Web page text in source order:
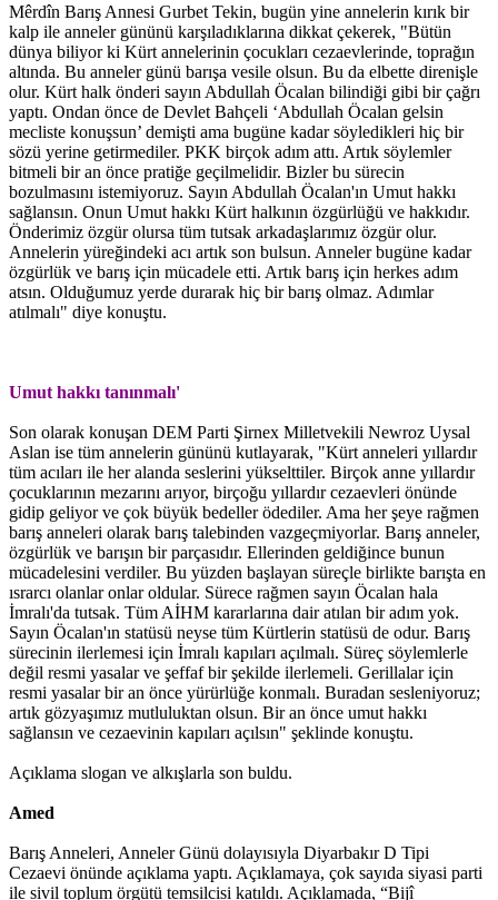
Mêrdîn Barış Annesi Gurbet Tekin, bugün yine annelerin kırık bir
kalp ile anneler gününü karşıladıklarına dikkat çekerek, "Bütün
dünya biliyor ki Kürt annelerinin çocukları cezaevlerinde, toprağın
altında. Bu anneler günü barışa vesile olsun. Bu da elbette direnişle
olur. Kürt halk önderi sayın Abdullah Öcalan bilindiği gibi bir çağrı
yaptı. Ondan önce de Devlet Bahçeli ‘Abdullah Öcalan gelsin
mecliste konuşsun’ demişti ama bugüne kadar söyledikleri hiç bir
sözü yerine getirmediler. PKK birçok adım attı. Artık söylemler
bitmeli bir an önce pratiğe geçilmelidir. Bizler bu sürecin
bozulmasını istemiyoruz. Sayın Abdullah Öcalan'ın Umut hakkı
sağlansın. Onun Umut hakkı Kürt halkının özgürlüğü ve hakkıdır.
Önderimiz özgür olursa tüm tutsak arkadaşlarımız özgür olur.
Annelerin yüreğindeki acı artık son bulsun. Anneler bugüne kadar
özgürlük ve barış için mücadele etti. Artık barış için herkes adım
atsın. Olduğumuz yerde durarak hiç bir barış olmaz. Adımlar
atılmalı" diye konuştu.
Umut hakkı tanınmalı'
Son olarak konuşan DEM Parti Şirnex Milletvekili Newroz Uysal
Aslan ise tüm annelerin gününü kutlayarak, "Kürt anneleri yıllardır
tüm acıları ile her alanda seslerini yükselttiler. Birçok anne yıllardır
çocuklarının mezarını arıyor, birçoğu yıllardır cezaevleri önünde
gidip geliyor ve çok büyük bedeller ödediler. Ama her şeye rağmen
barış anneleri olarak barış talebinden vazgeçmiyorlar. Barış anneler,
özgürlük ve barışın bir parçasıdır. Ellerinden geldiğince bunun
mücadelesini verdiler. Bu yüzden başlayan süreçle birlikte barışta en
ısrarcı olanlar onlar oldular. Sürece rağmen sayın Öcalan hala
İmralı'da tutsak. Tüm AİHM kararlarına dair atılan bir adım yok.
Sayın Öcalan'ın statüsü neyse tüm Kürtlerin statüsü de odur. Barış
sürecinin ilerlemesi için İmralı kapıları açılmalı. Süreç söylemlerle
değil resmi yasalar ve şeffaf bir şekilde ilerlemeli. Gerillalar için
resmi yasalar bir an önce yürürlüğe konmalı. Buradan sesleniyoruz;
artık gözyaşımız mutluluktan olsun. Bir an önce umut hakkı
sağlansın ve cezaevinin kapıları açılsın" şeklinde konuştu.
Açıklama slogan ve alkışlarla son buldu.
Amed
Barış Anneleri, Anneler Günü dolayısıyla Diyarbakır D Tipi
Cezaevi önünde açıklama yaptı. Açıklamaya, çok sayıda siyasi parti
ile sivil toplum örgütü temsilcisi katıldı. Açıklamada, “Bijî